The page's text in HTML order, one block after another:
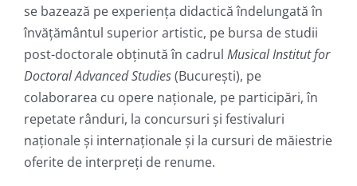
se bazează pe experiența didactică îndelungată în
învățământul superior artistic, pe bursa de studii
post-doctorale obţinută în cadrul Musical Institut for
Doctoral Advanced Studies(Bucureşti), pe
colaborarea cu opere naționale, pe participări, în
repetate rânduri, la concursuri şi festivaluri
naționale și internaționale și la cursuri de măiestrie
oferite de interpreţi de renume.